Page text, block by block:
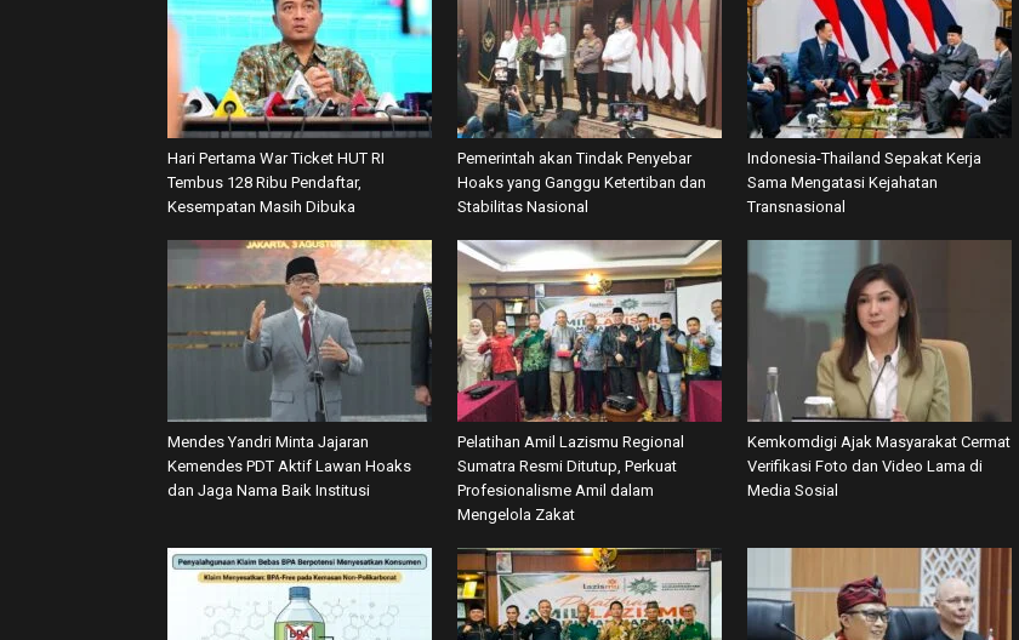
Hari Pertama War Ticket HUT RI
Tembus 128 Ribu Pendaftar,
Kesempatan Masih Dibuka
Pemerintah akan Tindak Penyebar
Hoaks yang Ganggu Ketertiban dan
Stabilitas Nasional
Indonesia-Thailand Sepakat Kerja
Sama Mengatasi Kejahatan
Transnasional
Mendes Yandri Minta Jajaran
Kemendes PDT Aktif Lawan Hoaks
dan Jaga Nama Baik Institusi
Pelatihan Amil Lazismu Regional
Sumatra Resmi Ditutup, Perkuat
Profesionalisme Amil dalam
Mengelola Zakat
Kemkomdigi Ajak Masyarakat Cermat
Verifikasi Foto dan Video Lama di
Media Sosial